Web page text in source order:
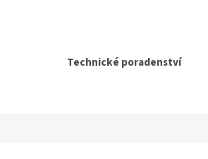
Technické poradenství